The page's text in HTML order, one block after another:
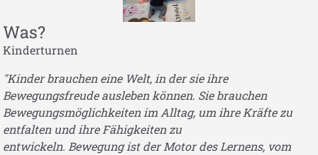
Was?
Kinderturnen
"Kinder brauchen eine Welt, in der sie ihre
Bewegungsfreude ausleben können. Sie brauchen
Bewegungsmöglichkeiten im Alltag, um ihre Kräfte zu
entfalten und ihre Fähigkeiten zu
entwickeln. Bewegung ist der Motor des Lernens, vom